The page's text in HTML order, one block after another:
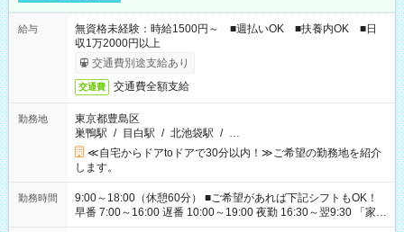
給与
無資格未経験：時給1500円～ ■週払いOK ■扶養内OK ■日
収1万2000円以上
交通費別途支給あり
交通費 交通費全額支給
勤務地
東京都豊島区
巣鴨駅 / 目白駅 / 北池袋駅 / …
≪自宅からドアtoドアで30分以内！≫ご希望の勤務地を紹介
します。
勤務時間
9:00～18:00（休憩60分） ■ご希望があれば下記シフトもOK！
早番 7:00～16:00 遅番 10:00～19:00 夜勤 16:30～翌9:30 「家族
と休みを合わせたい」 「余裕を持って夕飯の準備がしたい」